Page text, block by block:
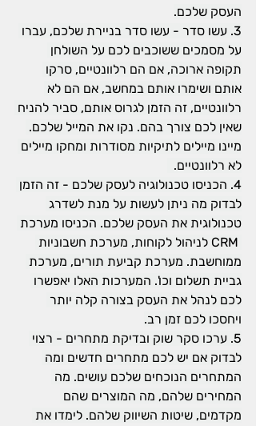
העסק שלכם.
3. עשו סדר - עשו סדר בניירת שלכם, עברו
על מסמכים ששוכבים לכם על השולחן
תקופה ארוכה, אם הם רלוונטיים, סרקו
אותם ושימרו אותם במחשב, אם הם לא
רלוונטיים, זה הזמן לגרוס אותם, סביר להניח
שאין לכם צורך בהם. נקו את המייל שלכם.
מיינו מיילים לתיקיות מסודרות ומחקו מיילים
לא רלוונטיים.
4. הכניסו טכנולוגיה לעסק שלכם - זה הזמן
לבדוק מה ניתן לעשות על מנת לשדרג
טכנולוגית את העסק שלכם. הכניסו מערכת
CRM לניהול לקוחות, מערכת חשבוניות
ממוחשבת. מערכת קביעת תורים, מערכת
גביית תשלום וכו'. המערכות האלו יאפשרו
לכם לנהל את העסק בצורה קלה יותר
ויחסכו לכם זמן רב.
5. ערכו סקר שוק ובדיקת מתחרים - רצוי
לבדוק אם יש לכם מתחרים חדשים ומה
המתחרים הנוכחים שלכם עושים. מה
המחירים שלהם, מה המוצרים שהם
מקדמים, שיטות השיווק שלהם. לימדו את